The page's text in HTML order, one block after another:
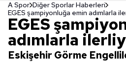
A Spor Diğer Sporlar Haberleri
EGES şampiyonluğa emin adımlarla
EGES
adımlarla
Eskişehir Görme